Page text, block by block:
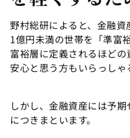
野村総研によると、金融
1億円未満の世帯を「準富
富裕層に定義されるほど
安心と思う方もいらっしゃ
しかし、金融資産には予
につきまといます。